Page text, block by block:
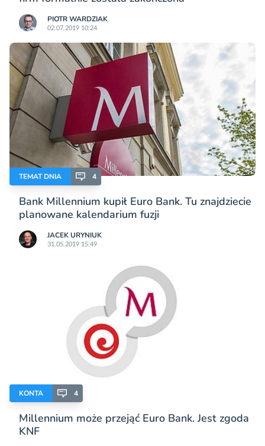
PIOTR WARDZIAK
02.07.2019 10:24
TEMAT DNIA 4
Bank Millennium kupił Euro Bank. Tu znajdziecie
planowane kalendarium fuzji
JACEK URYNIUK
31.05.2019 15:49
KONTA 4
Millennium może przejąć Euro Bank. Jest zgoda
KNF